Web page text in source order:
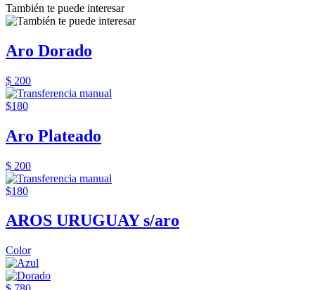
También te puede interesar
Aro Dorado
$ 200
$180
Aro Plateado
$ 200
$180
AROS URUGUAY s/aro
Color